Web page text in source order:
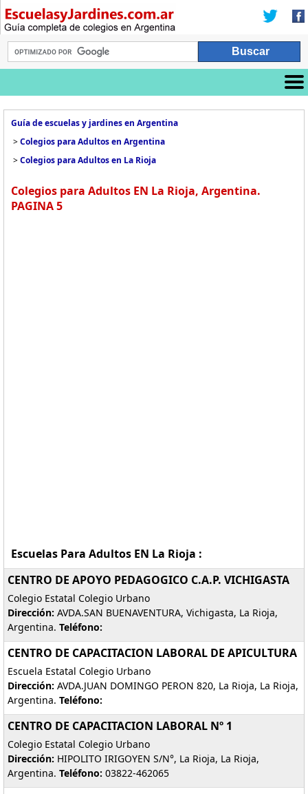
Guía de escuelas y jardines en Argentina
>Colegios para Adultos en Argentina
>Colegios para Adultos en La Rioja
Colegios para Adultos EN La Rioja, Argentina.
PAGINA 5
Escuelas Para Adultos EN La Rioja :
CENTRO DE APOYO PEDAGOGICO C.A.P. VICHIGASTA
Colegio Estatal Colegio Urbano
Dirección: AVDA.SAN BUENAVENTURA, Vichigasta, La Rioja,
Argentina. Teléfono:
CENTRO DE CAPACITACION LABORAL DE APICULTURA
Escuela Estatal Colegio Urbano
Dirección: AVDA.JUAN DOMINGO PERON 820, La Rioja, La Rioja,
Argentina. Teléfono:
CENTRO DE CAPACITACION LABORAL Nº 1
Colegio Estatal Colegio Urbano
Dirección: HIPOLITO IRIGOYEN S/N°, La Rioja, La Rioja,
Argentina. Teléfono: 03822-462065